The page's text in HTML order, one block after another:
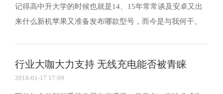
记得高中升大学的时候也就是14、15年常常谈及安卓又出
来什么新机苹果又准备发布哪款型号，而今是与我何干。
iPhone： 在iPhone 6发布的时候，外界几乎所有的...
行业大咖大力支持 无线充电能否被青睐
2018-01-17 17:09